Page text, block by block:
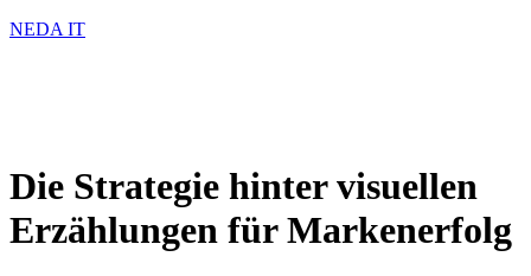
NEDA IT
Die Strategie hinter visuellen
Erzählungen für Markenerfolg